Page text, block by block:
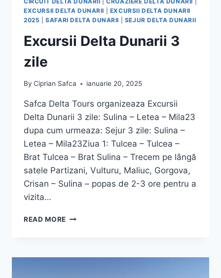
EXCURSII DELTA DUNARII
EXCURSII DELTA DUNARII
2025 |SAFARI DELTA DUNARII SEJUR DELTA DUNARII
Excursii Delta Dunarii 3
zile
By Ciprian Safca ianuarie 20, 2025
Safca Delta Tours organizeaza Excursii
Delta Dunarii 3 zile: Sulina – Letea – Mila23
dupa cum urmeaza: Sejur 3 zile: Sulina –
Letea – Mila23Ziua 1: Tulcea – Tulcea –
Brat Tulcea – Brat Sulina – Trecem pe lângă
satele Partizani, Vulturu, Maliuc, Gorgova,
Crisan – Sulina – popas de 2-3 ore pentru a
vizita…
READ MORE EXCURSII
ZILE